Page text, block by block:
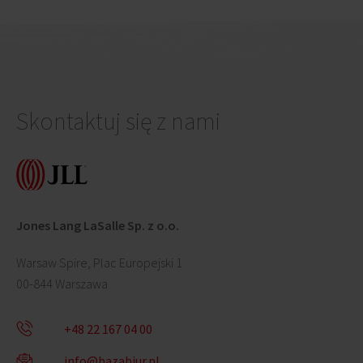
Skontaktuj się z nami
Jones Lang LaSalle Sp. z o.o.
Warsaw Spire, Plac Europejski 1
00-844 Warszawa
+48 22 167 04 00